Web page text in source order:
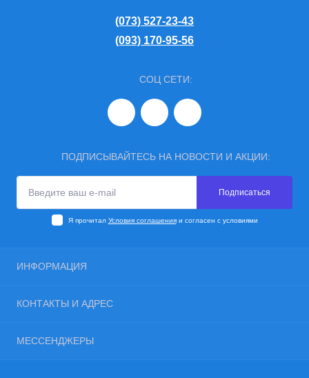
(073) 527-23-43
(093) 170-95-56
СОЦ СЕТИ:
ПОДПИСЫВАЙТЕСЬ НА НОВОСТИ И АКЦИИ:
Подписаться
Я прочитал Условия соглашенияи согласен с условиями
ИНФОРМАЦИЯ
Отзывы
Контакты
КОНТАКТЫ И АДРЕС
МЕССЕНДЖЕРЫ